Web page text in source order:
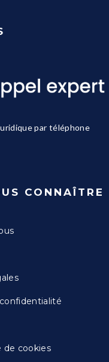
par téléphone
CONNAÎTRE
de cookies